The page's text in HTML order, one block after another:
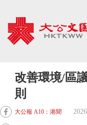
改善環境/區
則
大公報 A10：港聞